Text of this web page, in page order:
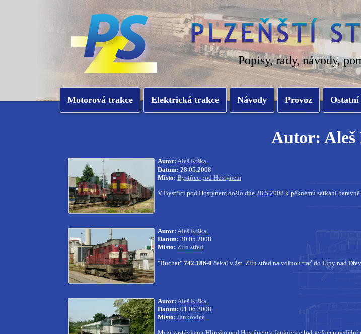
Popisy, rady, návody,
Motorová trakce Elektrická trakce Návody Provoz Ostatní
Autor: Aleš
Autor: Aleš Krška
Datum: 28.05.2008
Místo: Bystřice pod Hostýnem
V Bystřici pod Hostýnem došlo dne 28.5.2008 k pěknému setkání
Autor: Aleš Krška
Datum: 30.05.2008
Místo: Zlín střed
"Buchar" 742.186-0 čekal v žst. Zlín střed na volnou trať do Lípy nad
Autor: Aleš Krška
Datum: 01.06.2008
Místo: Jankovice